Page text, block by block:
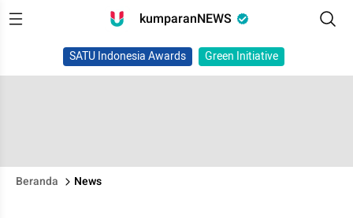
kumparanNEWS
SATU Indonesia Awards Green Initiative
Beranda News